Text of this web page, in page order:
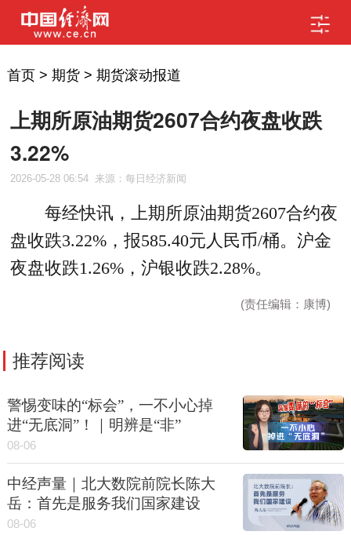
首页> 期货> 期货滚动报道
上期所原油期货2607合约夜盘收跌
3.22%
2026-05-28 06:54 来源：每日经济新闻
每经快讯，上期所原油期货2607合约夜
盘收跌3.22%，报585.40元人民币/桶。沪金
夜盘收跌1.26%，沪银收跌2.28%。
(责任编辑：康博)
推荐阅读
警惕变味的“标会”，一不小心掉
进“无底洞”！｜明辨是“非”
08-06
中经声量｜北大数院前院长陈大
岳：首先是服务我们国家建设
08-06